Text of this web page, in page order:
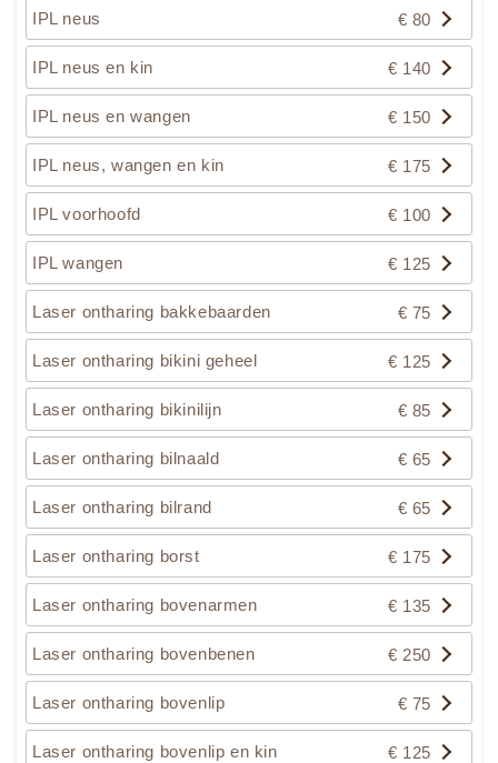
IPL neus € 80
IPL neus en kin € 140
IPL neus en wangen € 150
IPL neus, wangen en kin € 175
IPL voorhoofd € 100
IPL wangen € 125
Laser ontharing bakkebaarden € 75
Laser ontharing bikini geheel € 125
Laser ontharing bikinilijn € 85
Laser ontharing bilnaald € 65
Laser ontharing bilrand € 65
Laser ontharing borst € 175
Laser ontharing bovenarmen € 135
Laser ontharing bovenbenen € 250
Laser ontharing bovenlip € 75
Laser ontharing bovenlip en kin € 125